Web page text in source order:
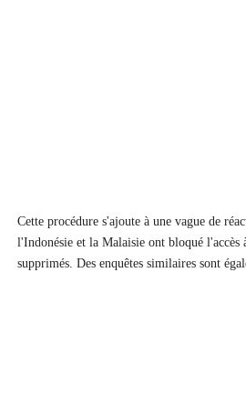
Cette procédure s'ajoute à une vague de
l'Indonésie et la Malaisie ont bloqué l'accès
supprimés. Des enquêtes similaires sont